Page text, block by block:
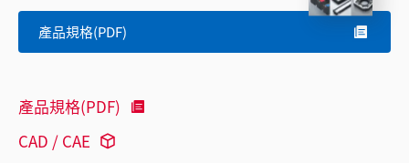
產品規格(PDF)
產品規格(PDF)
CAD / CAE